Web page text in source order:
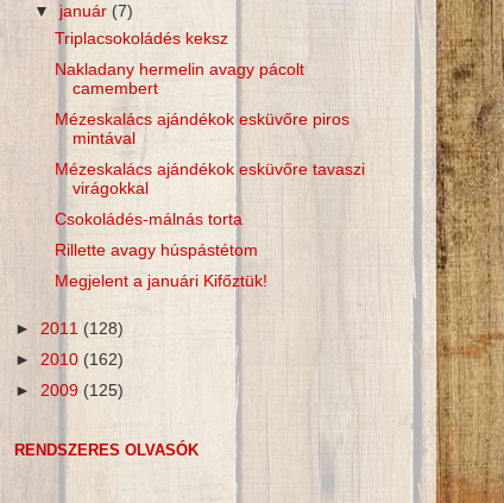
▼ január (7)
Triplacsokoládés keksz
Nakladany hermelin avagy pácolt
camembert
Mézeskalács ajándékok esküvőre piros
mintával
Mézeskalács ajándékok esküvőre tavaszi
virágokkal
Csokoládés-málnás torta
Rillette avagy húspástétom
Megjelent a januári Kifőztük!
► 2011 (128)
► 2010 (162)
► 2009 (125)
RENDSZERES OLVASÓK